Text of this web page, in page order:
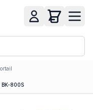
BK-800S